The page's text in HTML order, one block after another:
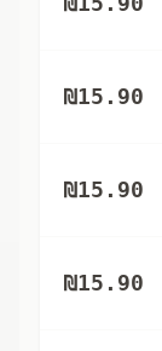
₪15.90
₪15.90
₪15.90